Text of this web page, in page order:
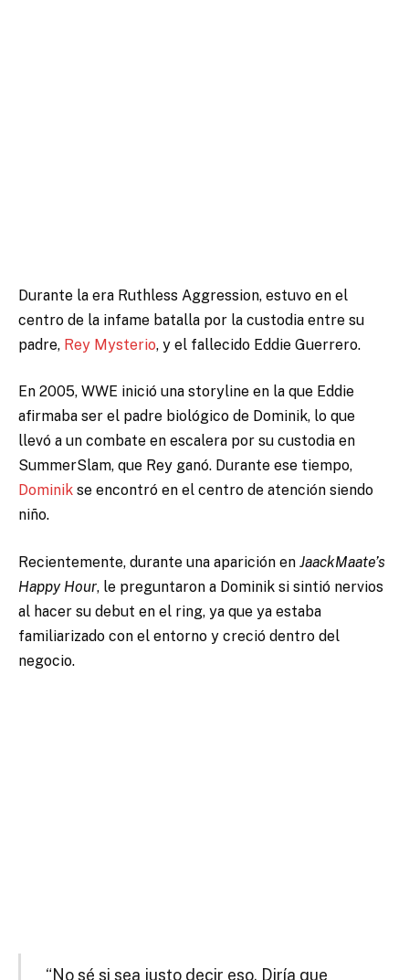
Durante la era Ruthless Aggression, estuvo en el
centro de la infame batalla por la custodia entre su
padre, Rey Mysterio, y el fallecido Eddie Guerrero.
En 2005, WWE inició una storyline en la que Eddie
afirmaba ser el padre biológico de Dominik, lo que
llevó a un combate en escalera por su custodia en
SummerSlam, que Rey ganó. Durante ese tiempo,
Dominik se encontró en el centro de atención siendo
niño.
Recientemente, durante una aparición en JaackMaate’s
Happy Hour, le preguntaron a Dominik si sintió nervios
al hacer su debut en el ring, ya que ya estaba
familiarizado con el entorno y creció dentro del
negocio.
“No sé si sea justo decir eso. Diría que